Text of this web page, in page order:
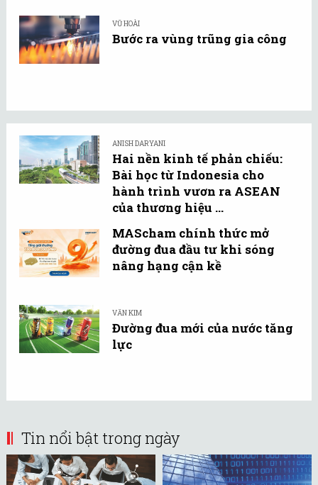
VŨ HOÀI
Bước ra vùng trũng gia công
ANISH DARYANI
Hai nền kinh tế phản chiếu:
Bài học từ Indonesia cho
hành trình vươn ra ASEAN
của thương hiệu ...
MAScham chính thức mở
đường đua đầu tư khi sóng
nâng hạng cận kề
VĂN KIM
Đường đua mới của nước tăng
lực
Tin nổi bật trong ngày